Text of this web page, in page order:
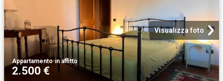
Visualizza foto
Appartamento·in affitto
2.500 €